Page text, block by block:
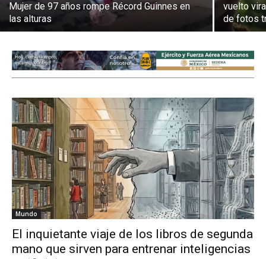
Mujer de 97 años rompe Récord Guinnes en
las alturas
vuelto
de fotos
Mundo
El inquietante viaje de los libros de segunda
mano que sirven para entrenar inteligencias